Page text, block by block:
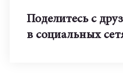
Поделитесь с
в социальных